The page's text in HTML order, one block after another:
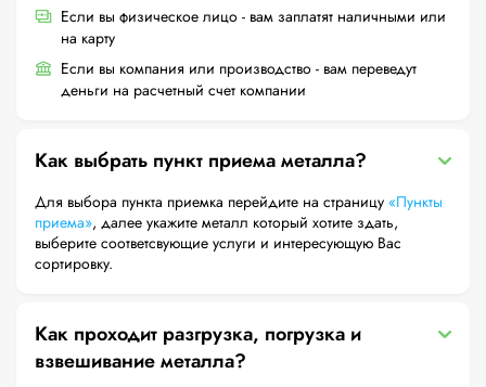
Если вы физическое лицо - вам заплатят наличными или
на карту
Если вы компания или производство - вам переведут
деньги на расчетный счет компании
Как выбрать пункт приема металла?
Для выбора пункта приемка перейдите на страницу «Пункты
приема», далее укажите металл который хотите здать,
выберите соответсвующие услуги и интересующую Вас
сортировку.
Как проходит разгрузка, погрузка и
взвешивание металла?